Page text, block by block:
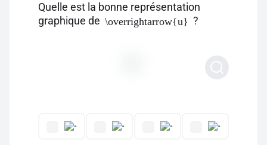
Quelle est la bonne représentation
graphique de \overrightarrow{u} ?